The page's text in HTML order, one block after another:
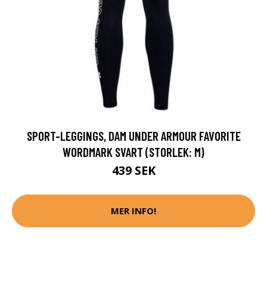
SPORT-LEGGINGS, DAM UNDER ARMOUR FAVORITE
WORDMARK SVART (STORLEK: M)
439 SEK
MER INFO!